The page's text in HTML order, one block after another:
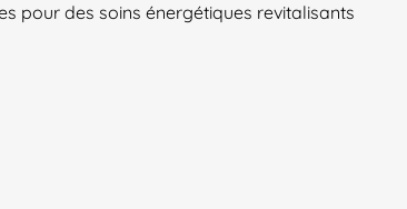
pour des soins énergétiques revitalisants